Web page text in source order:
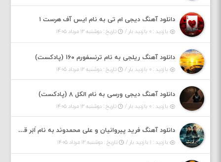
دانلود آهنگ دیجی ام تی به نام ایس آف هرست ۱
بازدید : ۰ بازدید بار / تاریخ : دوشنبه ۱۲ مرداد ۱۴۰۵
دانلود آهنگ ریلجی به نام ترنسفورم ۱۶۰ (پادکست)
بازدید : ۰ بازدید بار / تاریخ : دوشنبه ۱۲ مرداد ۱۴۰۵
دانلود آهنگ دیجی ورسی به نام الکل ۸ (پادکست)
بازدید : ۰ بازدید بار / تاریخ : دوشنبه ۱۲ مرداد ۱۴۰۵
دانلود آهنگ فرید پیروانیان و علی محمدوند به نام اَبَر قدرت
بازدید : ۱ بازدید بار / تاریخ : دوشنبه ۱۲ مرداد ۱۴۰۵